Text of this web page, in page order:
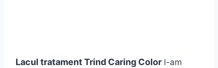
Lacul tratament Trind Caring Color l-am